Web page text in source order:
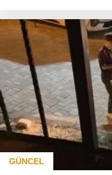
GÜNCEL